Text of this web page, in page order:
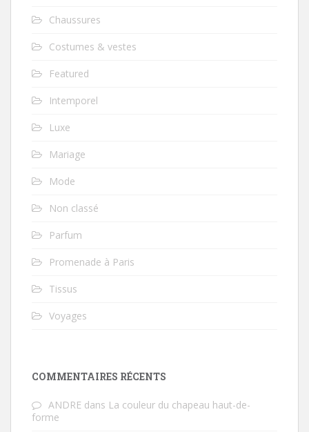
Chaussures
Costumes & vestes
Featured
Intemporel
Luxe
Mariage
Mode
Non classé
Parfum
Promenade à Paris
Tissus
Voyages
COMMENTAIRES RÉCENTS
ANDRE dans La couleur du chapeau haut-de-
forme